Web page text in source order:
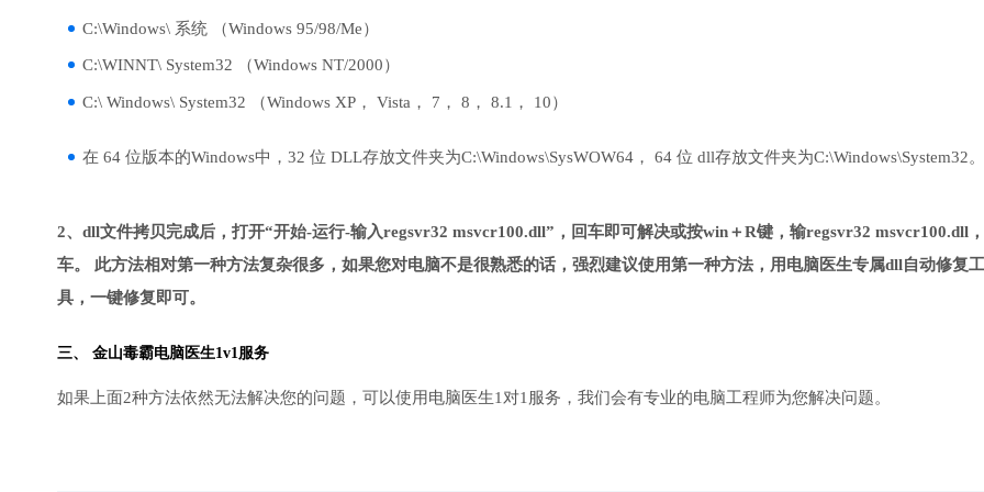
C:\Windows\ 系统 （Windows 95/98/Me）
C:\WINNT\ System32 （Windows NT/2000）
C:\ Windows\ System32 （Windows XP， Vista， 7， 8， 8.1， 10）
在 64 位版本的Windows中，32 位 DLL存放文件夹为C:\Windows\SysWOW64， 64 位 dll存放文件夹为C:\Windows\System32。
2、dll文件拷贝完成后，打开“开始-运行-输入regsvr32 msvcr100.dll”，回车即可解决或按win＋R键，输regsvr32 msvcr100.dll
车。 此方法相对第一种方法复杂很多，如果您对电脑不是很熟悉的话，强烈建议使用第一种方法，用电脑医生专属dll自动修复工
具，一键修复即可。
三、 金山毒霸电脑医生1v1服务
如果上面2种方法依然无法解决您的问题，可以使用电脑医生1对1服务，我们会有专业的电脑工程师为您解决问题。